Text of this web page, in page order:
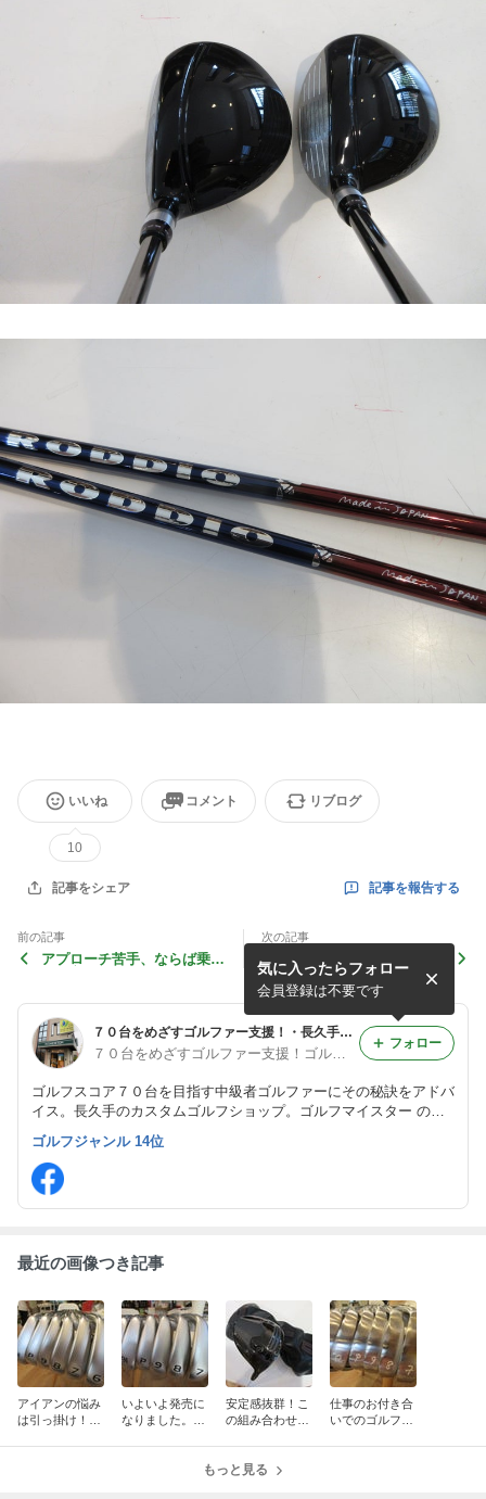
いいね
10
コメント リブログ
記事をシェア 記事を報告する
前の記事
アプローチ苦手、ならば乗せ
次の記事
3年前にドライバー、もっと
良いのないか？
７０台をめざすゴルファー支援！・長久手のカスタムショップ,ゴルフマイスターのブログ
ゴルフスコア７０台を目指す中級者ゴルファーにその秘訣をアドバ
イス。長久手のカスタムゴルフショップ。ゴルフマイスター のブ
ログです。
気に入ったらフォロー
会員登録は不要です
フォロー
ゴルフジャンル 14位
最近の画像つき記事
アイアンの悩み
は引っ掛け！こ
いよいよ発売に
なりました。お
安定感抜群！こ
の組み合わせ絶
仕事のお付き合
いでのゴルフ、
もっと見る